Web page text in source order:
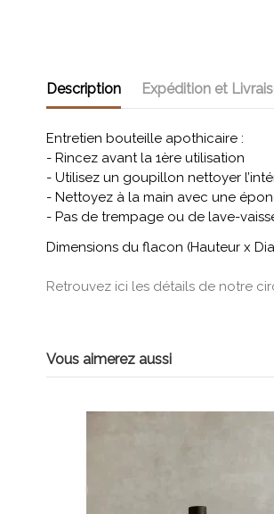
Description Expédition et
Entretien bouteille apothicaire :
- Rincez avant la 1ère utilisation
- Utilisez un goupillon nettoyer
- Nettoyez à la main avec une
- Pas de trempage ou de lave-
Dimensions du flacon (Hauteur x
Retrouvez ici les détails de notre
Vous aimerez aussi